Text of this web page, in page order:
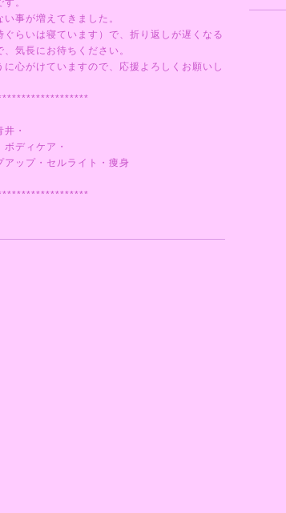
。
事が増えてきました。
らいは寝ています）で、折り返しが遅くなる
気長にお待ちください。
心がけていますので、応援よろしくお願いし
・
ディケア・
ップ・セルライト・痩身